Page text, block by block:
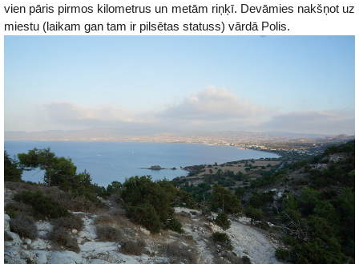
vien pāris pirmos kilometrus un metām riņķī. Devāmies nakšņot uz
miestu (laikam gan tam ir pilsētas statuss) vārdā Polis.